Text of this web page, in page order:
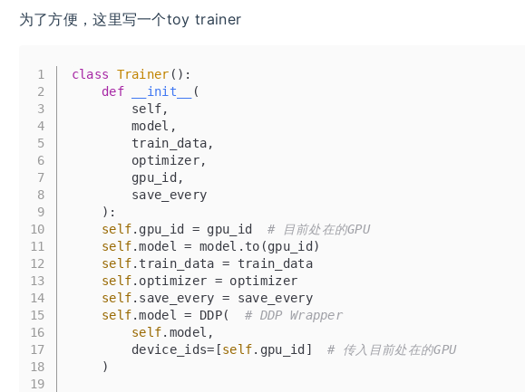
为了方便，这里写一个toy trainer
1
2
3
4
5
6
7
8
9
10
11
12
13
14
15
16
17
18
19
class Trainer ():
def
__init__
(
        self,
        model,
        train_data,
        optimizer,
        gpu_id,
        save_every
):
self.gpu_id = gpu_id # 目前处在的GPU
self.model = model.to(gpu_id)
self.train_data = train_data
self.optimizer = optimizer
self.save_every = save_every
self.model = DDP( # DDP Wrapper
self.model,
        device_ids=[
self.gpu_id] # 传入目前处在的GPU
    )